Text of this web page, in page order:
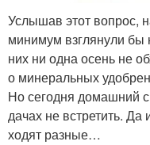
Услышав этот вопрос,
минимум взглянули бы
них ни одна осень не
о минеральных
Но сегодня домашний
дачах не встретить.
ходят разные…